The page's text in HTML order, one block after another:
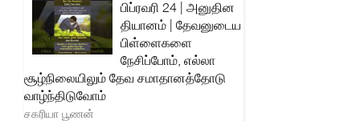
பிப்ரவரி 24 | அனுதின
தியானம் | தேவனுடைய
பிள்ளைகளை
நேசிப்போம், எல்லா
சூழ்நிலையிலும் தேவ சமாதானத்தோடு
வாழ்ந்திடுவோம்
சகரியா பூணன்